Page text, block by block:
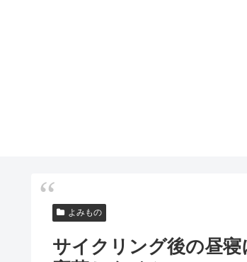
よみもの
サイクリング後の昼